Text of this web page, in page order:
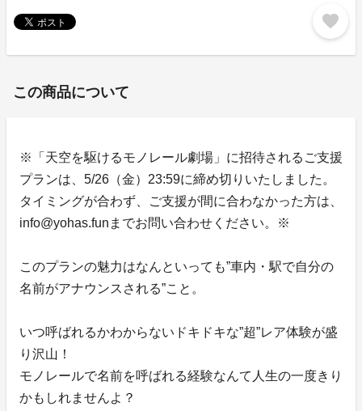
favorite
この商品について
※「天空を駆けるモノレール劇場」に招待されるご支援
プランは、5/26（金）23:59に締め切りいたしました。
タイミングが合わず、ご支援が間に合わなかった方は、
info@yohas.funまでお問い合わせください。※
このプランの魅力はなんといっても”車内・駅で自分の
名前がアナウンスされる”こと。
いつ呼ばれるかわからないドキドキな”超”レア体験が盛
り沢山！
モノレールで名前を呼ばれる経験なんて人生の一度きり
かもしれませんよ？